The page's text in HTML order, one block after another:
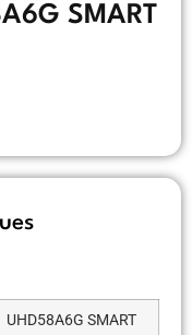
SMART
UHD58A6G SMART